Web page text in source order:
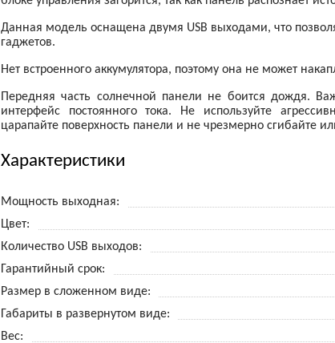
Данная модель оснащена двумя USB выходами, что
гаджетов.
Нет встроенного аккумулятора, поэтому она не может
Передняя часть солнечной панели не боится дождя.
интерфейс постоянного тока. Не используйте
царапайте поверхность панели и не чрезмерно сгибайте
Характеристики
Мощность выходная
Цвет
Количество USB выходов
Гарантийный срок
Размер в сложенном виде
Габариты в развернутом виде
Вес